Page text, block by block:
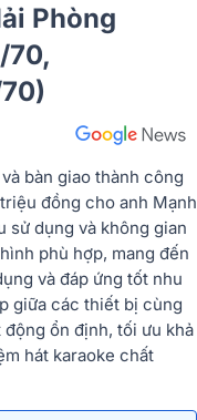
Phòng
70,
bàn giao thành công
đồng cho anh Mạnh
sử dụng và không gian
phù hợp, mang đến
và đáp ứng tốt nhu
giữa các thiết bị cùng
ổn định, tối ưu khả
hát karaoke chất